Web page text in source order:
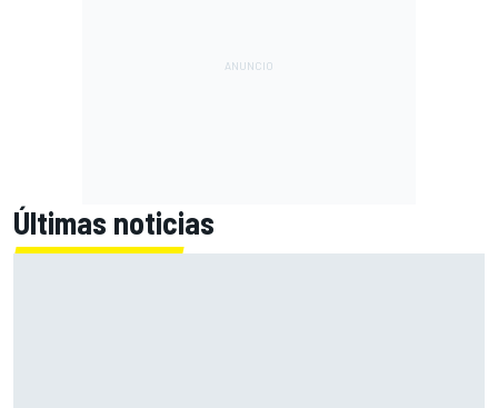
Últimas noticias